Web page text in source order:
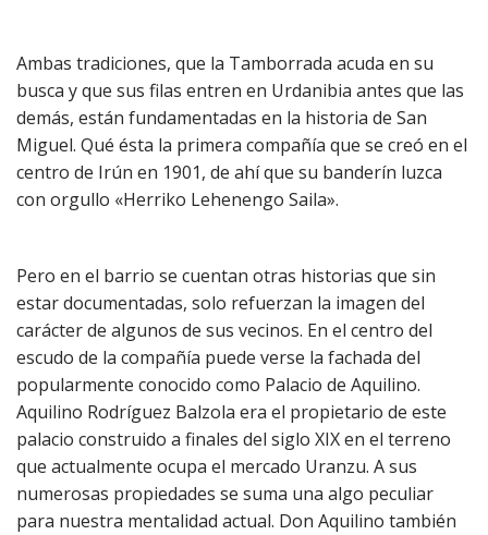
Ambas tradiciones, que la Tamborrada acuda en su
busca y que sus filas entren en Urdanibia antes que las
demás, están fundamentadas en la historia de San
Miguel. Qué ésta la primera compañía que se creó en el
centro de Irún en 1901, de ahí que su banderín luzca
con orgullo «Herriko Lehenengo Saila».
Pero en el barrio se cuentan otras historias que sin
estar documentadas, solo refuerzan la imagen del
carácter de algunos de sus vecinos. En el centro del
escudo de la compañía puede verse la fachada del
popularmente conocido como Palacio de Aquilino.
Aquilino Rodríguez Balzola era el propietario de este
palacio construido a finales del siglo XIX en el terreno
que actualmente ocupa el mercado Uranzu. A sus
numerosas propiedades se suma una algo peculiar
para nuestra mentalidad actual. Don Aquilino también